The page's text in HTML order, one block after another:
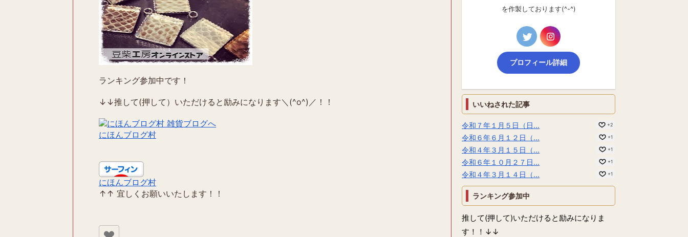
ランキング参加中です！
↓↓推して(押して）いただけると励みになります＼(^o^)／！！
にほんブログ村
にほんブログ村
↑↑ 宜しくお願いいたします！！
を作製しております(^-^)
プロフィール詳細
いいねされた記事
令和７年１月５日（日... +2
令和６年６月１２日（... +1
令和４年３月１５日（... +1
令和６年１０月２７日... +1
令和４年３月１４日（... +1
ランキング参加中
推して(押して)いただけると励みになりま
す！！↓↓